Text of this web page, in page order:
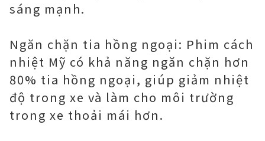
sáng mạnh.
Ngăn chặn tia hồng ngoại: Phim cách
nhiệt Mỹ có khả năng ngăn chặn hơn
80% tia hồng ngoại, giúp giảm nhiệt
độ trong xe và làm cho môi trường
trong xe thoải mái hơn.